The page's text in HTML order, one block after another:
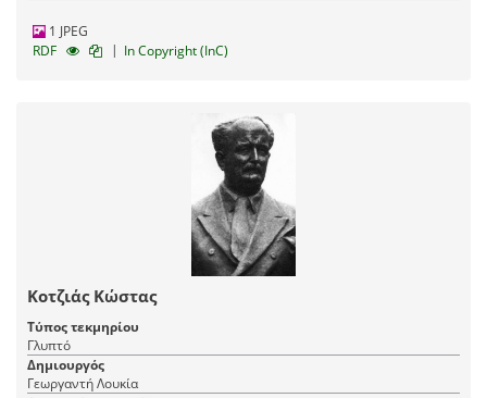
1 JPEG
RDF
| In Copyright (InC)
Κοτζιάς Κώστας
Τύπος τεκμηρίου
Γλυπτό
Δημιουργός
Γεωργαντή Λουκία